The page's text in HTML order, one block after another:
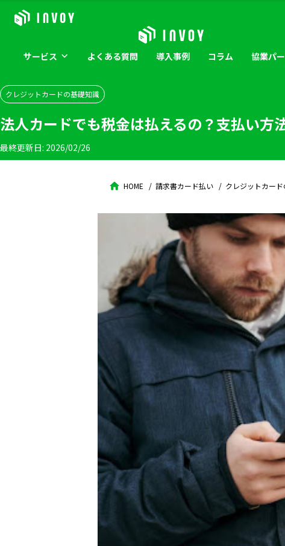
サービス よくある質問 導入事例 コラム 協業パ
クレジットカードの基礎知識
法人カードでも税金は払えるの？支払い方
最終更新日: 2026/02/26
HOME 請求書カード払い クレジットカー